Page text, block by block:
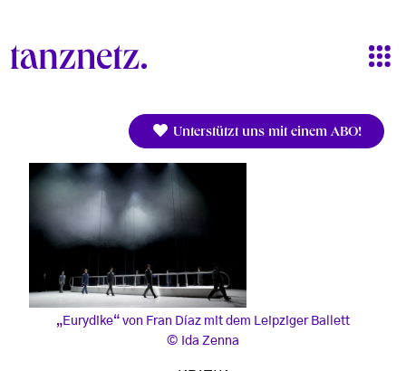
Unterstützt uns mit einem ABO!
„Eurydike“ von Fran Díaz mit dem Leipziger Ballett
Ida Zenna